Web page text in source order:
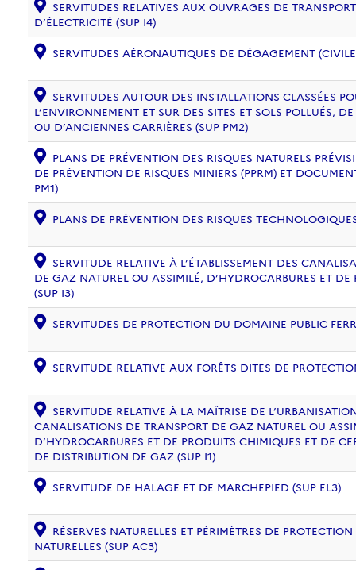
SERVITUDES RELATIVES AUX OUVRAGES DE
D’ÉLECTRICITÉ (SUP I4)
SERVITUDES AÉRONAUTIQUES DE DÉGAGEMENT
SERVITUDES AUTOUR DES INSTALLATIONS CLASSÉES
L’ENVIRONNEMENT ET SUR DES SITES ET SOLS POLLUÉS,
OU D’ANCIENNES CARRIÈRES (SUP PM2)
PLANS DE PRÉVENTION DES RISQUES NATURELS
DE PRÉVENTION DE RISQUES MINIERS (PPRM) ET
PM1)
PLANS DE PRÉVENTION DES RISQUES
SERVITUDE RELATIVE À L’ÉTABLISSEMENT DES
DE GAZ NATUREL OU ASSIMILÉ, D’HYDROCARBURES ET
(SUP I3)
SERVITUDES DE PROTECTION DU DOMAINE PUBLIC
SERVITUDE RELATIVE AUX FORÊTS DITES DE
SERVITUDE RELATIVE À LA MAÎTRISE DE
CANALISATIONS DE TRANSPORT DE GAZ NATUREL OU
D’HYDROCARBURES ET DE PRODUITS CHIMIQUES ET DE
DE DISTRIBUTION DE GAZ (SUP I1)
SERVITUDE DE HALAGE ET DE MARCHEPIED (SUP EL3)
RÉSERVES NATURELLES ET PÉRIMÈTRES DE
NATURELLES (SUP AC3)